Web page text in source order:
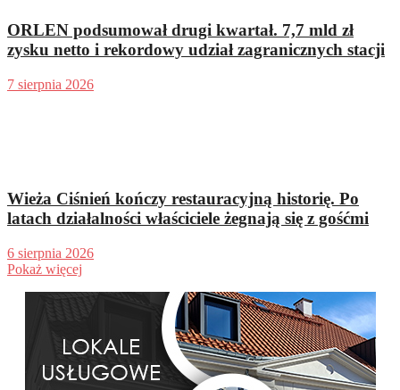
ORLEN podsumował drugi kwartał. 7,7 mld zł
zysku netto i rekordowy udział zagranicznych stacji
7 sierpnia 2026
Wieża Ciśnień kończy restauracyjną historię. Po
latach działalności właściciele żegnają się z gośćmi
6 sierpnia 2026
Pokaż więcej